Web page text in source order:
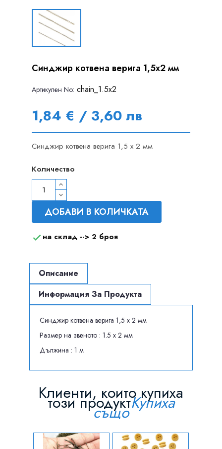
Синджир котвена верига 1,5х2 мм
Артикулен Nо: chain_1.5x2
1,84 € / 3,60 лв
Синджир котвена верига 1,5 х 2 мм
Количество
ДОБАВИ В КОЛИЧКАТА
 на склад --> 2 броя
Описание
Информация За Продукта
Синджир котвена верига 1,5 х 2 мм
Размер на звеното : 1.5 х 2 мм
Дължина : 1 м
Клиенти, които купиха
този продуктКупиха
също